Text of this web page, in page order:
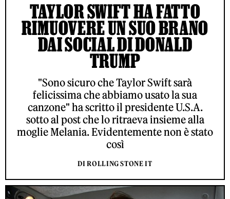
TAYLOR SWIFT HA FATTO
RIMUOVERE UN SUO BRANO
DAI SOCIAL DI DONALD
TRUMP
"Sono sicuro che Taylor Swift sarà
felicissima che abbiamo usato la sua
canzone" ha scritto il presidente U.S.A.
sotto al post che lo ritraeva insieme alla
moglie Melania. Evidentemente non è stato
così
DI ROLLING STONE IT